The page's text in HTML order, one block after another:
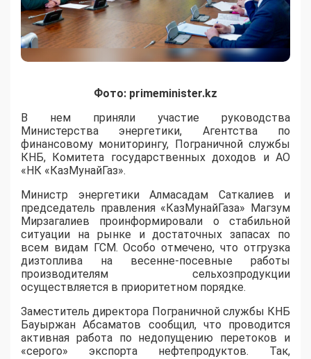
Фото: primeminister.kz
В нем приняли участие руководства
Министерства энергетики, Агентства по
финансовому мониторингу, Пограничной службы
КНБ, Комитета государственных доходов и АО
«НК «КазМунайГаз».
Министр энергетики Алмасадам Саткалиев и
председатель правления «КазМунайГаза» Магзум
Мирзагалиев проинформировали о стабильной
ситуации на рынке и достаточных запасах по
всем видам ГСМ. Особо отмечено, что отгрузка
дизтоплива на весенне-посевные работы
производителям сельхозпродукции
осуществляется в приоритетном порядке.
Заместитель директора Пограничной службы КНБ
Бауыржан Абсаматов сообщил, что проводится
активная работа по недопущению перетоков и
«серого» экспорта нефтепродуктов. Так,